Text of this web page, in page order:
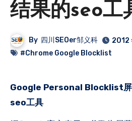
结果的seo工
By 四川SEOer邹义科
2012
#Chrome Google Blocklist
Google Personal Blocklist屏蔽搜索垃圾结果的
seo工具